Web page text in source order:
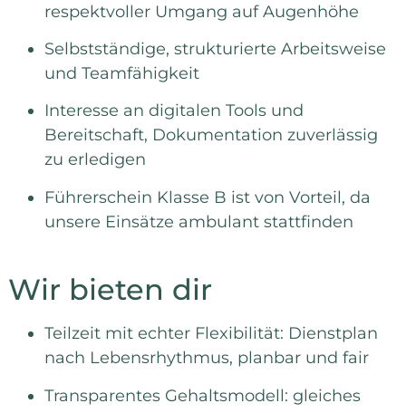
respektvoller Umgang auf Augenhöhe
Selbstständige, strukturierte Arbeitsweise
und Teamfähigkeit
Interesse an digitalen Tools und
Bereitschaft, Dokumentation zuverlässig
zu erledigen
Führerschein Klasse B ist von Vorteil, da
unsere Einsätze ambulant stattfinden
Wir bieten dir
Teilzeit mit echter Flexibilität: Dienstplan
nach Lebensrhythmus, planbar und fair
Transparentes Gehaltsmodell: gleiches